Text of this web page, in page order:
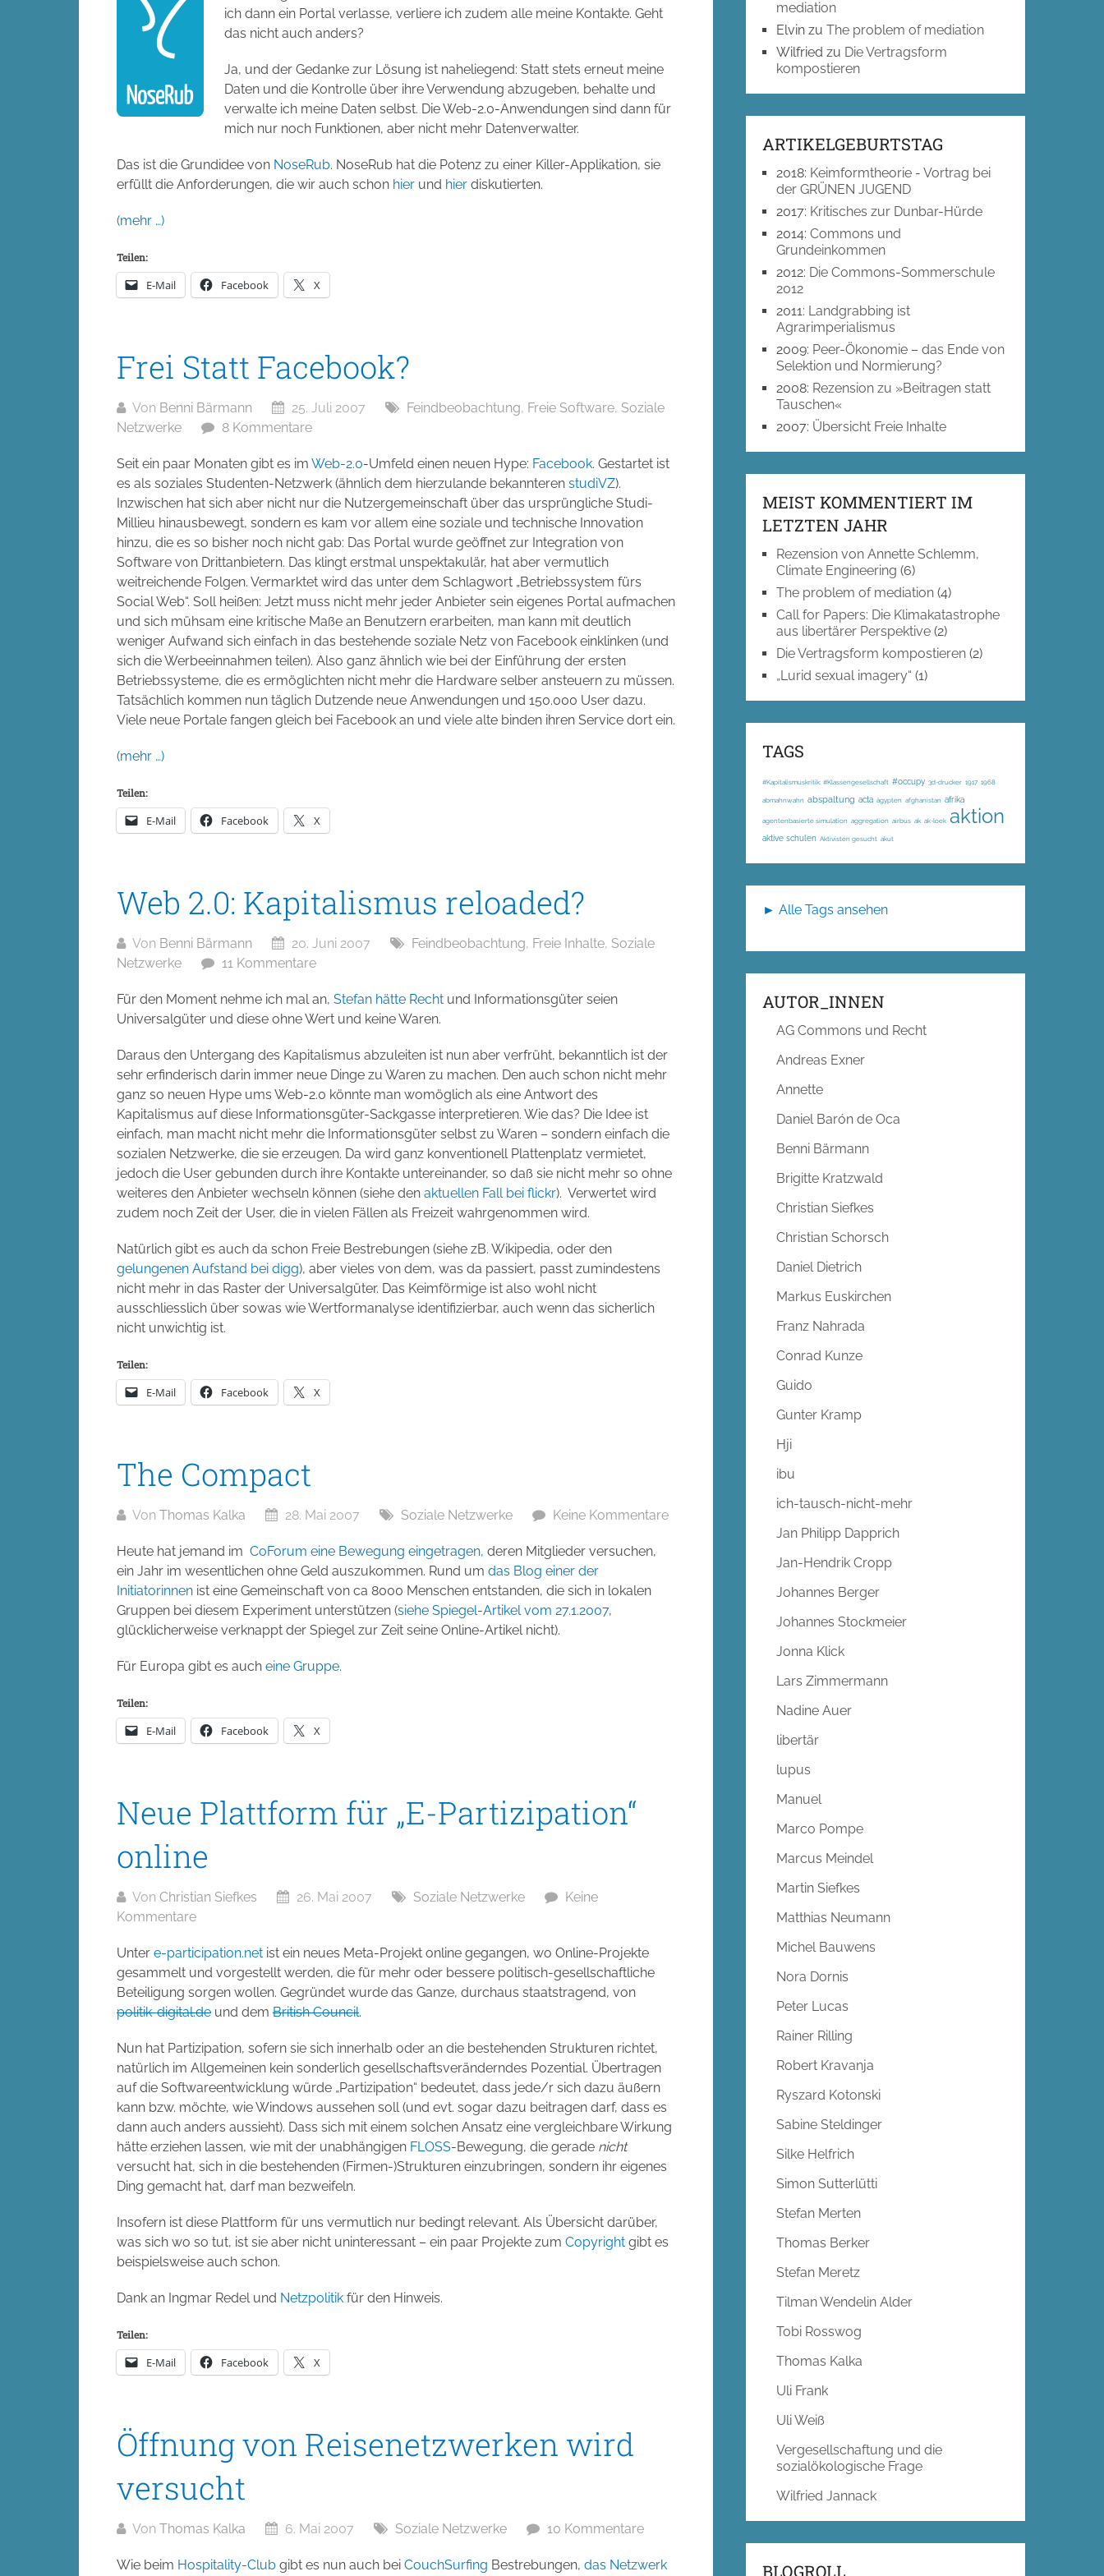
ich dann ein Portal verlasse, verliere ich zudem alle meine Kontakte. Geht
das nicht auch anders?
Ja, und der Gedanke zur Lösung ist naheliegend: Statt stets erneut meine
Daten und die Kontrolle über ihre Verwendung abzugeben, behalte und
verwalte ich meine Daten selbst. Die Web-2.0-Anwendungen sind dann für
mich nur noch Funktionen, aber nicht mehr Datenverwalter.
Das ist die Grundidee von NoseRub. NoseRub hat die Potenz zu einer Killer-Applikation, sie
erfüllt die Anforderungen, die wir auch schon hier und hier diskutierten.
(mehr …)
Teilen:
E-Mail Facebook X
Frei Statt Facebook?
Von Benni Bärmann 25. Juli 2007 Feindbeobachtung, Freie Software, Soziale
Netzwerke
8 Kommentare
Seit ein paar Monaten gibt es im Web-2.0-Umfeld einen neuen Hype: Facebook. Gestartet ist
es als soziales Studenten-Netzwerk (ähnlich dem hierzulande bekannteren studiVZ).
Inzwischen hat sich aber nicht nur die Nutzergemeinschaft über das ursprüngliche Studi-
Millieu hinausbewegt, sondern es kam vor allem eine soziale und technische Innovation
hinzu, die es so bisher noch nicht gab: Das Portal wurde geöffnet zur Integration von
Software von Drittanbietern. Das klingt erstmal unspektakulär, hat aber vermutlich
weitreichende Folgen. Vermarktet wird das unter dem Schlagwort „Betriebssystem fürs
Social Web“. Soll heißen: Jetzt muss nicht mehr jeder Anbieter sein eigenes Portal aufmachen
und sich mühsam eine kritische Maße an Benutzern erarbeiten, man kann mit deutlich
weniger Aufwand sich einfach in das bestehende soziale Netz von Facebook einklinken (und
sich die Werbeeinnahmen teilen). Also ganz ähnlich wie bei der Einführung der ersten
Betriebssysteme, die es ermöglichten nicht mehr die Hardware selber ansteuern zu müssen.
Tatsächlich kommen nun täglich Dutzende neue Anwendungen und 150.000 User dazu.
Viele neue Portale fangen gleich bei Facebook an und viele alte binden ihren Service dort ein.
(mehr …)
Teilen:
E-Mail Facebook X
Web 2.0: Kapitalismus reloaded?
Von Benni Bärmann 20. Juni 2007 Feindbeobachtung, Freie Inhalte, Soziale
Netzwerke
11 Kommentare
Für den Moment nehme ich mal an, Stefan hätte Recht und Informationsgüter seien
Universalgüter und diese ohne Wert und keine Waren.
Daraus den Untergang des Kapitalismus abzuleiten ist nun aber verfrüht, bekanntlich ist der
sehr erfinderisch darin immer neue Dinge zu Waren zu machen. Den auch schon nicht mehr
ganz so neuen Hype ums Web-2.0 könnte man womöglich als eine Antwort des
Kapitalismus auf diese Informationsgüter-Sackgasse interpretieren. Wie das? Die Idee ist
einfach, man macht nicht mehr die Informationsgüter selbst zu Waren – sondern einfach die
sozialen Netzwerke, die sie erzeugen. Da wird ganz konventionell Plattenplatz vermietet,
jedoch die User gebunden durch ihre Kontakte untereinander, so daß sie nicht mehr so ohne
weiteres den Anbieter wechseln können (siehe den aktuellen Fall bei flickr). Verwertet wird
zudem noch Zeit der User, die in vielen Fällen als Freizeit wahrgenommen wird.
Natürlich gibt es auch da schon Freie Bestrebungen (siehe zB. Wikipedia, oder den
gelungenen Aufstand bei digg), aber vieles von dem, was da passiert, passt zumindestens
nicht mehr in das Raster der Universalgüter. Das Keimförmige ist also wohl nicht
ausschliesslich über sowas wie Wertformanalyse identifizierbar, auch wenn das sicherlich
nicht unwichtig ist.
Teilen:
E-Mail Facebook X
The Compact
Von Thomas Kalka 28. Mai 2007 Soziale Netzwerke Keine Kommentare
Heute hat jemand im CoForum eine Bewegung eingetragen, deren Mitglieder versuchen,
ein Jahr im wesentlichen ohne Geld auszukommen. Rund um das Blog einer der
Initiatorinnen ist eine Gemeinschaft von ca 8000 Menschen entstanden, die sich in lokalen
Gruppen bei diesem Experiment unterstützen (siehe Spiegel-Artikel vom 27.1.2007,
glücklicherweise verknappt der Spiegel zur Zeit seine Online-Artikel nicht).
Für Europa gibt es auch eine Gruppe.
Teilen:
E-Mail Facebook X
Neue Plattform für „E-Partizipation“
online
Von Christian Siefkes 26. Mai 2007 Soziale Netzwerke
Keine
Kommentare
Unter e-participation.net ist ein neues Meta-Projekt online gegangen, wo Online-Projekte
gesammelt und vorgestellt werden, die für mehr oder bessere politisch-gesellschaftliche
Beteiligung sorgen wollen. Gegründet wurde das Ganze, durchaus staatstragend, von
politik-digital.de und dem British Council.
Nun hat Partizipation, sofern sie sich innerhalb oder an die bestehenden Strukturen richtet,
natürlich im Allgemeinen kein sonderlich gesellschaftsveränderndes Pozential. Übertragen
auf die Softwareentwicklung würde „Partizipation“ bedeutet, dass jede/r sich dazu äußern
kann bzw. möchte, wie Windows aussehen soll (und evt. sogar dazu beitragen darf, dass es
dann auch anders aussieht). Dass sich mit einem solchen Ansatz eine vergleichbare Wirkung
hätte erziehen lassen, wie mit der unabhängigen FLOSS-Bewegung, die gerade nicht
versucht hat, sich in die bestehenden (Firmen-)Strukturen einzubringen, sondern ihr eigenes
Ding gemacht hat, darf man bezweifeln.
Insofern ist diese Plattform für uns vermutlich nur bedingt relevant. Als Übersicht darüber,
was sich wo so tut, ist sie aber nicht uninteressant – ein paar Projekte zum Copyright gibt es
beispielsweise auch schon.
Dank an Ingmar Redel und Netzpolitik für den Hinweis.
Teilen:
E-Mail Facebook X
Öffnung von Reisenetzwerken wird
versucht
Von Thomas Kalka 6. Mai 2007 Soziale Netzwerke 10 Kommentare
Wie beim Hospitality-Club gibt es nun auch bei CouchSurfing Bestrebungen, das Netzwerk
mediation
Elvin zuThe problem of mediation
Wilfried zu Die Vertragsform
kompostieren
ARTIKELGEBURTSTAG
2018: Keimformtheorie - Vortrag bei
der GRÜNEN JUGEND
2017: Kritisches zur Dunbar-Hürde
2014:Commons und
Grundeinkommen
2012: Die Commons-Sommerschule
2012
2011: Landgrabbing ist
Agrarimperialismus
2009: Peer-Ökonomie – das Ende von
Selektion und Normierung?
2008: Rezension zu »Beitragen statt
Tauschen«
2007: Übersicht Freie Inhalte
MEIST KOMMENTIERT IM
LETZTEN JAHR
Rezension von Annette Schlemm,
Climate Engineering (6)
The problem of mediation (4)
Call for Papers: Die Klimakatastrophe
aus libertärer Perspektive (2)
Die Vertragsform kompostieren (2)
„Lurid sexual imagery“ (1)
TAGS
#Kapitalismuskritik; #Klassengesellschaft #occupy 3d-drucker 1917 1968
abmahnwahn abspaltung acta ägypten afghanistan afrika
agentenbasierte simulation aggregation airbus ak ak-loek aktion
aktive schulen Aktivisten gesucht akut
► Alle Tags ansehen
AUTOR_INNEN
AG Commons und Recht
Andreas Exner
Annette
Daniel Barón de Oca
Benni Bärmann
Brigitte Kratzwald
Christian Siefkes
Christian Schorsch
Daniel Dietrich
Markus Euskirchen
Franz Nahrada
Conrad Kunze
Guido
Gunter Kramp
Hji
ibu
ich-tausch-nicht-mehr
Jan Philipp Dapprich
Jan-Hendrik Cropp
Johannes Berger
Johannes Stockmeier
Jonna Klick
Lars Zimmermann
Nadine Auer
libertär
lupus
Manuel
Marco Pompe
Marcus Meindel
Martin Siefkes
Matthias Neumann
Michel Bauwens
Nora Dornis
Peter Lucas
Rainer Rilling
Robert Kravanja
Ryszard Kotonski
Sabine Steldinger
Silke Helfrich
Simon Sutterlütti
Stefan Merten
Thomas Berker
Stefan Meretz
Tilman Wendelin Alder
Tobi Rosswog
Thomas Kalka
Uli Frank
Uli Weiß
Vergesellschaftung und die
sozialökologische Frage
Wilfried Jannack
BLOGROLL